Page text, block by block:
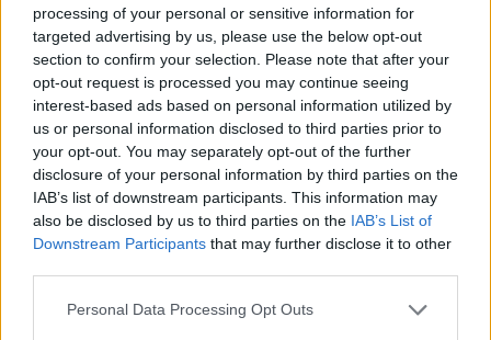
processing of your personal or sensitive information for
targeted advertising by us, please use the below opt-out
section to confirm your selection. Please note that after your
opt-out request is processed you may continue seeing
interest-based ads based on personal information utilized by
us or personal information disclosed to third parties prior to
your opt-out. You may separately opt-out of the further
disclosure of your personal information by third parties on the
IAB’s list of downstream participants. This information may
also be disclosed by us to third parties on the IAB’s List of
Downstream Participants that may further disclose it to other
Please note that this website/app uses one or more Google
Personal Data Processing Opt Outs
ΕΛΛΑΔΑ
Λυκαβηττός: Εντοπισμός ανθρώπινης σορού σε